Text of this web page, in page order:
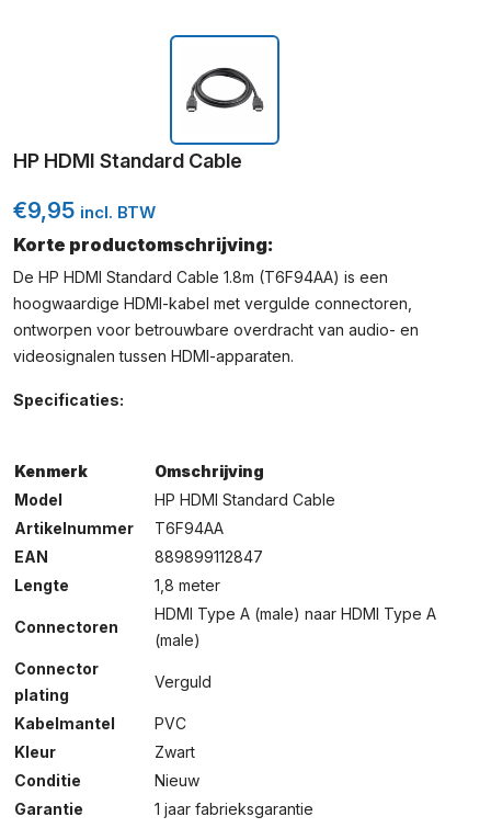
HP HDMI Standard Cable
€9,95 incl. BTW
Korte productomschrijving:
De HP HDMI Standard Cable 1.8m (T6F94AA) is een
hoogwaardige HDMI-kabel met vergulde connectoren,
ontworpen voor betrouwbare overdracht van audio- en
videosignalen tussen HDMI-apparaten.
Specificaties:
Kenmerk
Omschrijving
Model
HP HDMI Standard Cable
Artikelnummer
T6F94AA
EAN
889899112847
Lengte
1,8 meter
Connectoren
HDMI Type A (male) naar HDMI Type A
(male)
Connector
plating
Verguld
Kabelmantel
PVC
Kleur
Zwart
Conditie
Nieuw
Garantie
1 jaar fabrieksgarantie